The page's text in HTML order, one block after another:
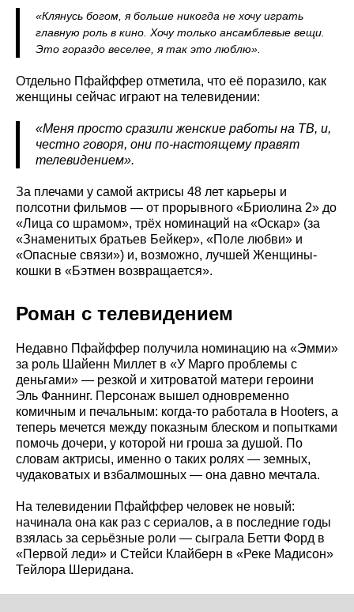
«Клянусь богом, я больше никогда не хочу играть
главную роль в кино. Хочу только ансамблевые вещи.
Это гораздо веселее, я так это люблю».
Отдельно Пфайффер отметила, что её поразило, как
женщины сейчас играют на телевидении:
«Меня просто сразили женские работы на ТВ, и,
честно говоря, они по-настоящему правят
телевидением».
За плечами у самой актрисы 48 лет карьеры и
полсотни фильмов — от прорывного «Бриолина 2» до
«Лица со шрамом», трёх номинаций на «Оскар» (за
«Знаменитых братьев Бейкер», «Поле любви» и
«Опасные связи») и, возможно, лучшей Женщины-
кошки в «Бэтмен возвращается».
Роман с телевидением
Недавно Пфайффер получила номинацию на «Эмми»
за роль Шайенн Миллет в «У Марго проблемы с
деньгами» — резкой и хитроватой матери героини
Эль Фаннинг. Персонаж вышел одновременно
комичным и печальным: когда-то работала в Hooters, а
теперь мечется между показным блеском и попытками
помочь дочери, у которой ни гроша за душой. По
словам актрисы, именно о таких ролях — земных,
чудаковатых и взбалмошных — она давно мечтала.
На телевидении Пфайффер человек не новый:
начинала она как раз с сериалов, а в последние годы
взялась за серьёзные роли — сыграла Бетти Форд в
«Первой леди» и Стейси Клайберн в «Реке Мадисон»
Тейлора Шеридана.